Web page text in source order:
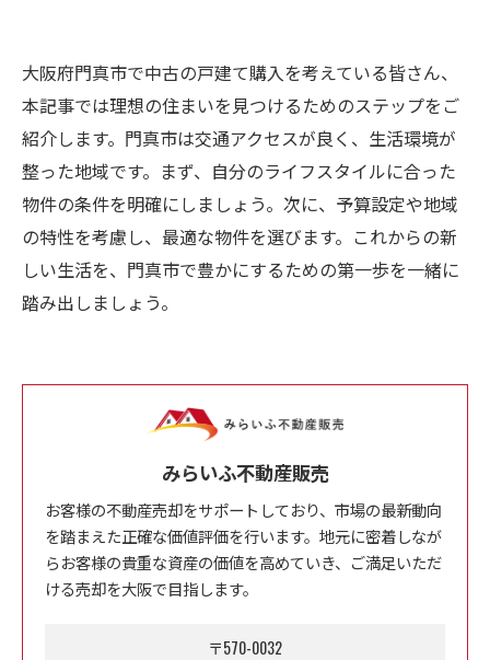
大阪府門真市で中古の戸建て購入を考えている皆さん、
本記事では理想の住まいを見つけるためのステップをご
紹介します。門真市は交通アクセスが良く、生活環境が
整った地域です。まず、自分のライフスタイルに合った
物件の条件を明確にしましょう。次に、予算設定や地域
の特性を考慮し、最適な物件を選びます。これからの新
しい生活を、門真市で豊かにするための第一歩を一緒に
踏み出しましょう。
みらいふ不動産販売
お客様の不動産売却をサポートしており、市場の最新動向
を踏まえた正確な価値評価を行います。地元に密着しなが
らお客様の貴重な資産の価値を高めていき、ご満足いただ
ける売却を大阪で目指します。
〒570-0032